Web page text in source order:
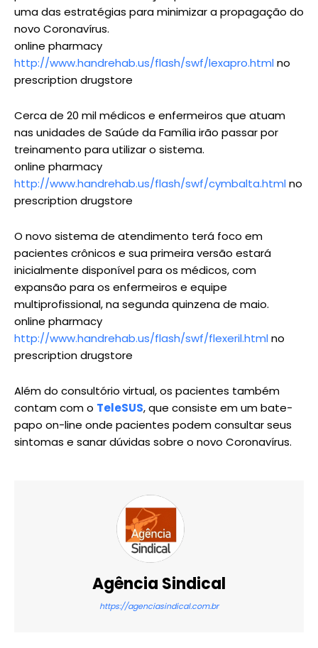
uma das estratégias para minimizar a propagação do
novo Coronavírus.
online pharmacy
http://www.handrehab.us/flash/swf/lexapro.htmlno
prescription drugstore
Cerca de 20 mil médicos e enfermeiros que atuam
nas unidades de Saúde da Família irão passar por
treinamento para utilizar o sistema.
online pharmacy
http://www.handrehab.us/flash/swf/cymbalta.htmlno
prescription drugstore
O novo sistema de atendimento terá foco em
pacientes crônicos e sua primeira versão estará
inicialmente disponível para os médicos, com
expansão para os enfermeiros e equipe
multiprofissional, na segunda quinzena de maio.
online pharmacy
http://www.handrehab.us/flash/swf/flexeril.htmlno
prescription drugstore
Além do consultório virtual, os pacientes também
contam com o TeleSUS, que consiste em um bate-
papo on-line onde pacientes podem consultar seus
sintomas e sanar dúvidas sobre o novo Coronavírus.
Agência Sindical
https://agenciasindical.com.br